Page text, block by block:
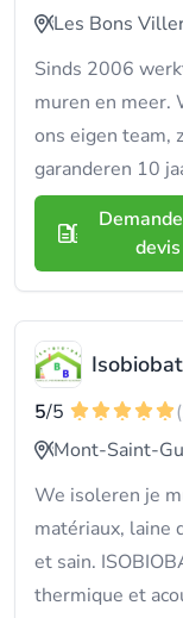
Les Bons
Sinds 2006
muren en meer.
ons eigen team,
garanderen 10
devis
5/5
Mont-Saint-
We isoleren je
matériaux, laine
et sain.
thermique et